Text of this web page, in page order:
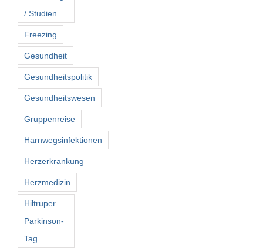
/ Studien
Freezing
Gesundheit
Gesundheitspolitik
Gesundheitswesen
Gruppenreise
Harnwegsinfektionen
Herzerkrankung
Herzmedizin
Hiltruper
Parkinson-
Tag